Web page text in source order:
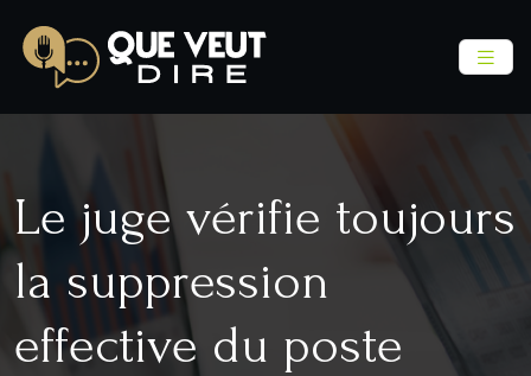
Le juge vérifie toujours
la suppression
effective du poste